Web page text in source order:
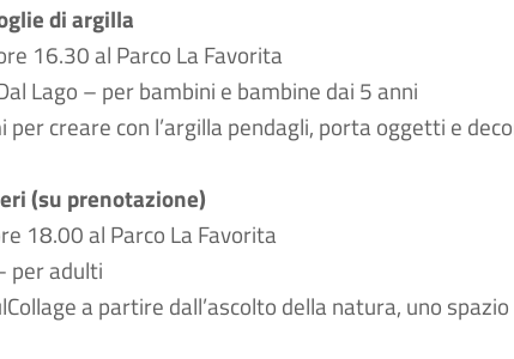
di argilla
16.30 al Parco La Favorita
Lago – per bambini e bambine dai 5 anni
per creare con l’argilla pendagli, porta oggetti e
(su prenotazione)
18.00 al Parco La Favorita
per adulti
a partire dall’ascolto della natura, uno